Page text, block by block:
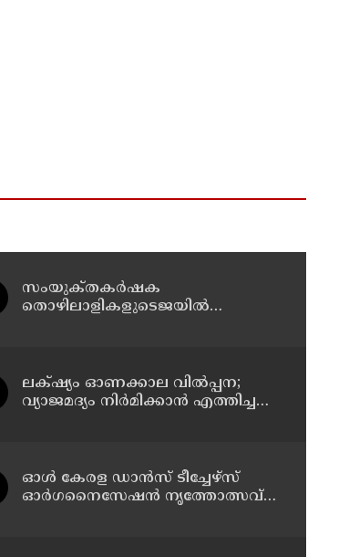
സംയുക്‌തകർഷക
തൊഴിലാളികളുടെജയിൽ
ലക്‌ഷ്യം ഓണക്കാല വിൽപ്പന;
വ്യാജമദ്യം നിർമിക്കാൻ എത്തിച്ച
ഓൾ കേരള ഡാൻസ് ടീച്ചേഴ്സ്
ഓർഗനൈസേഷൻ നൃത്തോത്സവ് -